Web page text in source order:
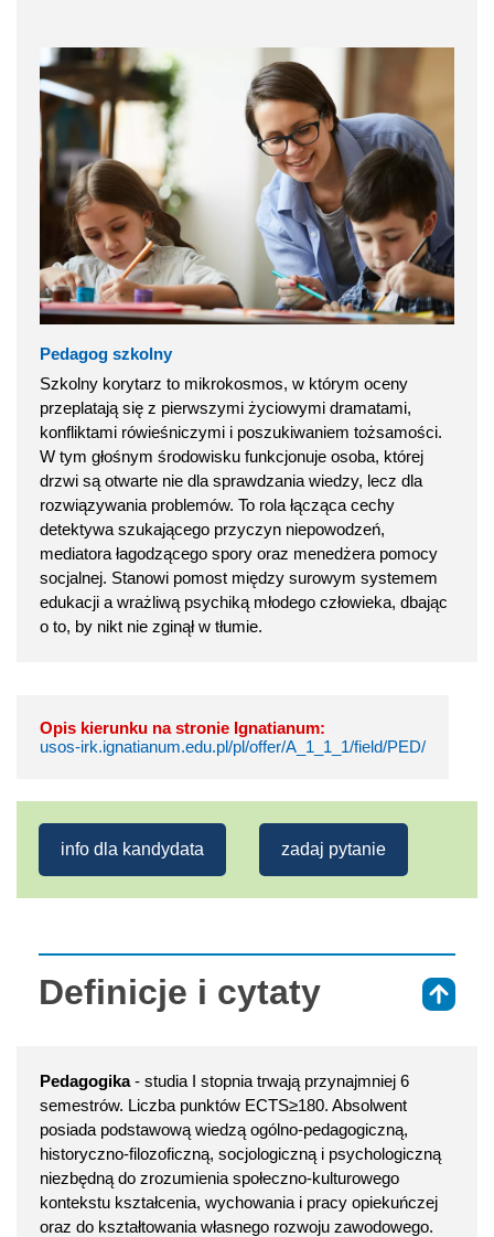
Pedagog szkolny
Szkolny korytarz to mikrokosmos, w którym oceny
przeplatają się z pierwszymi życiowymi dramatami,
konfliktami rówieśniczymi i poszukiwaniem tożsamości.
W tym głośnym środowisku funkcjonuje osoba, której
drzwi są otwarte nie dla sprawdzania wiedzy, lecz dla
rozwiązywania problemów. To rola łącząca cechy
detektywa szukającego przyczyn niepowodzeń,
mediatora łagodzącego spory oraz menedżera pomocy
socjalnej. Stanowi pomost między surowym systemem
edukacji a wrażliwą psychiką młodego człowieka, dbając
o to, by nikt nie zginął w tłumie.
Opis kierunku na stronie Ignatianum:
usos-irk.ignatianum.edu.pl/pl/offer/A_1_1_1/field/PED/
info dla kandydata zadaj pytanie
Definicje i cytaty
Pedagogika- studia I stopnia trwają przynajmniej 6
semestrów. Liczba punktów ECTS≥180. Absolwent
posiada podstawową wiedzą ogólno-pedagogiczną,
historyczno-filozoficzną, socjologiczną i psychologiczną
niezbędną do zrozumienia społeczno-kulturowego
kontekstu kształcenia, wychowania i pracy opiekuńczej
oraz do kształtowania własnego rozwoju zawodowego.